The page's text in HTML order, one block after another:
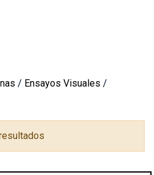
/ Ensayos Visuales /